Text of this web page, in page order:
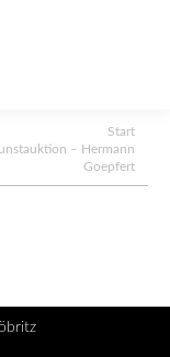
Start
– Hermann
Goepfert